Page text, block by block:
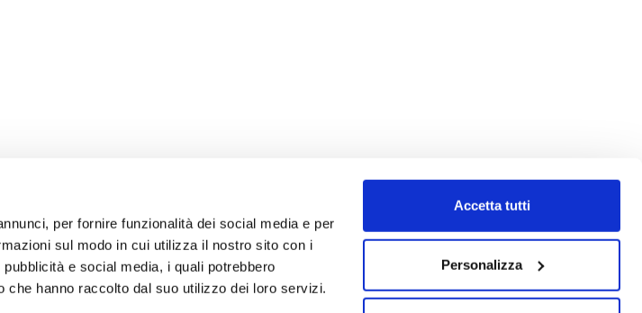
per fornire funzionalità dei social media e per
sul modo in cui utilizza il nostro sito con i
e social media, i quali potrebbero
hanno raccolto dal suo utilizzo dei loro servizi.
Accetta tutti
Personalizza